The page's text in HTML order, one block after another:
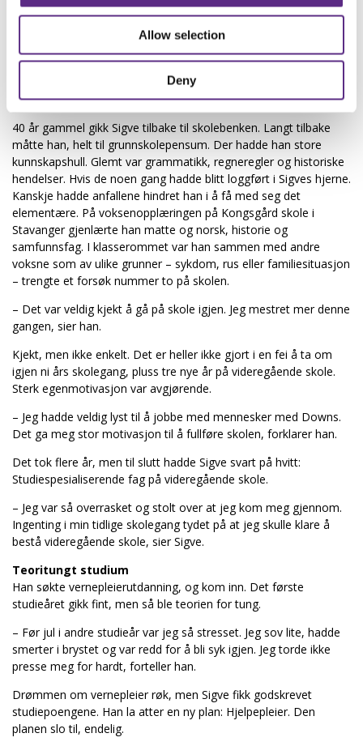
Allow selection
Deny
På Sentralsykehuset for epilepsi (SSE) hadde Sigve møtt mange
pasienter med Downs syndrom. De ville han jobbe med. Sigve la
enda en ny fremtidsplan: Han ville bli vernepleier. Da måtte han
ta utdanning. Etter operasjonen fikk han støtte fra NAV til
rehabilitering og omskolering.
40 år gammel gikk Sigve tilbake til skolebenken. Langt tilbake
måtte han, helt til grunnskolepensum. Der hadde han store
kunnskapshull. Glemt var grammatikk, regneregler og historiske
hendelser. Hvis de noen gang hadde blitt loggført i Sigves hjerne.
Kanskje hadde anfallene hindret han i å få med seg det
elementære. På voksenopplæringen på Kongsgård skole i
Stavanger gjenlærte han matte og norsk, historie og
samfunnsfag. I klasserommet var han sammen med andre
voksne som av ulike grunner – sykdom, rus eller familiesituasjon
– trengte et forsøk nummer to på skolen.
– Det var veldig kjekt å gå på skole igjen. Jeg mestret mer denne
gangen, sier han.
Kjekt, men ikke enkelt. Det er heller ikke gjort i en fei å ta om
igjen ni års skolegang, pluss tre nye år på videregående skole.
Sterk egenmotivasjon var avgjørende.
– Jeg hadde veldig lyst til å jobbe med mennesker med Downs.
Det ga meg stor motivasjon til å fullføre skolen, forklarer han.
Det tok flere år, men til slutt hadde Sigve svart på hvitt:
Studiespesialiserende fag på videregående skole.
– Jeg var så overrasket og stolt over at jeg kom meg gjennom.
Ingenting i min tidlige skolegang tydet på at jeg skulle klare å
bestå videregående skole, sier Sigve.
Teoritungt studium
Han søkte vernepleierutdanning, og kom inn. Det første
studieåret gikk fint, men så ble teorien for tung.
– Før jul i andre studieår var jeg så stresset. Jeg sov lite, hadde
smerter i brystet og var redd for å bli syk igjen. Jeg torde ikke
presse meg for hardt, forteller han.
Drømmen om vernepleier røk, men Sigve fikk godskrevet
studiepoengene. Han la atter en ny plan: Hjelpepleier. Den
planen slo til, endelig.